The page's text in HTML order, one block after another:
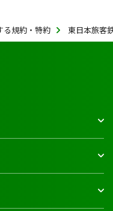
る規約・特約 東日本旅客